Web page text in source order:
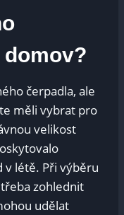
čerpadla, ale
měli vybrat pro
velikost
v létě. Při výběru
zohlednit
udělat